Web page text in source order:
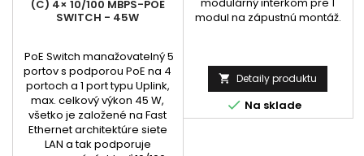
(C) 4× 10/100 MBPS-POE
SWITCH - 45W
PoE Switch manažovatelný 5
portov s podporou PoE na 4
portoch a 1 port typu Uplink,
max. celkový výkon 45 W,
všetko je založené na Fast
Ethernet architektúre siete
LAN a tak podporuje
modul na zápustnú montáž.
 Detaily produktu
 Na sklade